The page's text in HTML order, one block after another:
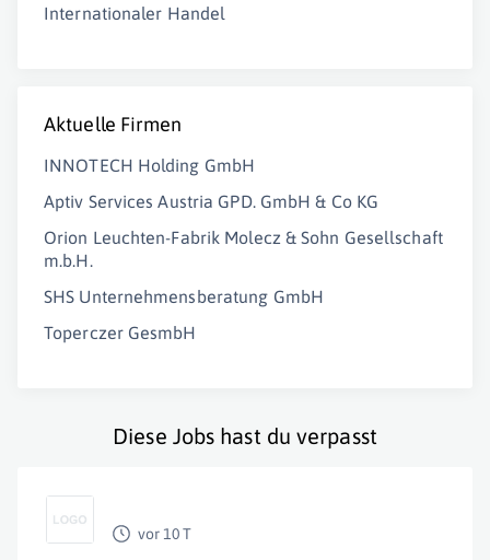
Internationaler Handel
Aktuelle Firmen
INNOTECH Holding GmbH
Aptiv Services Austria GPD. GmbH & Co KG
Orion Leuchten-Fabrik Molecz & Sohn Gesellschaft
m.b.H.
SHS Unternehmensberatung GmbH
Toperczer GesmbH
Diese Jobs hast du verpasst
vor 10 T